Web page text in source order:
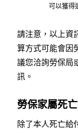
可以獲得
請注意，以上資
算方式可能會因
議您洽詢勞保局
訊。
勞保家屬死
除了本人死亡給